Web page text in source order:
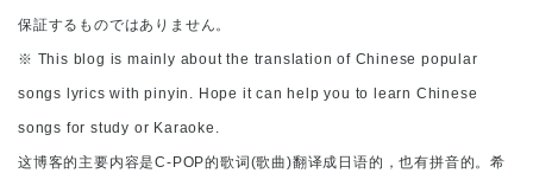
保証するものではありません。
※ This blog is mainly about the translation of Chinese popular
songs lyrics with pinyin. Hope it can help you to learn Chinese
songs for study or Karaoke.
这博客的主要内容是C-POP的歌词(歌曲)翻译成日语的，也有拼音的。希